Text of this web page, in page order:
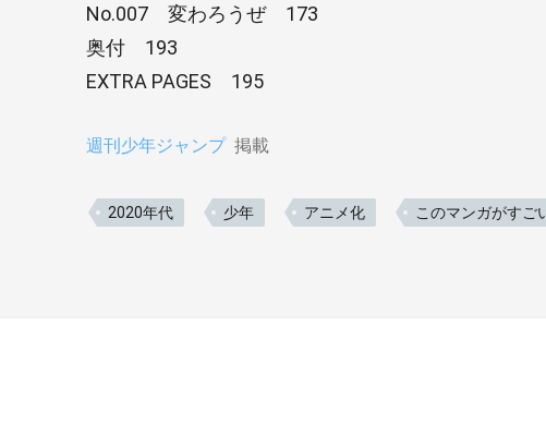
No.007 変わろうぜ 173
奥付 193
EXTRA PAGES 195
週刊少年ジャンプ 掲載
2020年代 少年 アニメ化 このマンガがすご